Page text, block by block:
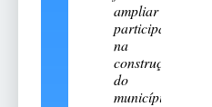
ampliar sua
participação
na
construção
do
município